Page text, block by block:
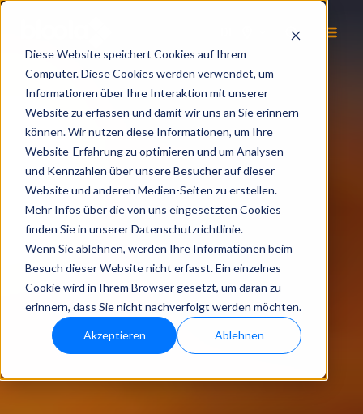
Diese Website speichert Cookies auf Ihrem
Computer. Diese Cookies werden verwendet, um
Informationen über Ihre Interaktion mit unserer
Website zu erfassen und damit wir uns an Sie erinnern
können. Wir nutzen diese Informationen, um Ihre
Website-Erfahrung zu optimieren und um Analysen
und Kennzahlen über unsere Besucher auf dieser
Website und anderen Medien-Seiten zu erstellen.
Mehr Infos über die von uns eingesetzten Cookies
finden Sie in unserer Datenschutzrichtlinie.
Wenn Sie ablehnen, werden Ihre Informationen beim
Besuch dieser Website nicht erfasst. Ein einzelnes
Cookie wird in Ihrem Browser gesetzt, um daran zu
erinnern, dass Sie nicht nachverfolgt werden möchten.
Akzeptieren Ablehnen